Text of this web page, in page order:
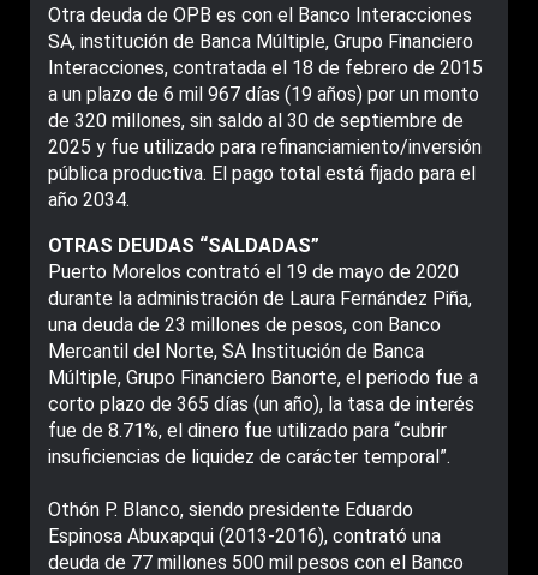
Otra deuda de OPB es con el Banco Interacciones
SA, institución de Banca Múltiple, Grupo Financiero
Interacciones, contratada el 18 de febrero de 2015
a un plazo de 6 mil 967 días (19 años) por un monto
de 320 millones, sin saldo al 30 de septiembre de
2025 y fue utilizado para refinanciamiento/inversión
pública productiva. El pago total está fijado para el
año 2034.
OTRAS DEUDAS “SALDADAS”
Puerto Morelos contrató el 19 de mayo de 2020
durante la administración de Laura Fernández Piña,
una deuda de 23 millones de pesos, con Banco
Mercantil del Norte, SA Institución de Banca
Múltiple, Grupo Financiero Banorte, el periodo fue a
corto plazo de 365 días (un año), la tasa de interés
fue de 8.71%, el dinero fue utilizado para “cubrir
insuficiencias de liquidez de carácter temporal”.
Othón P. Blanco, siendo presidente Eduardo
Espinosa Abuxapqui (2013-2016), contrató una
deuda de 77 millones 500 mil pesos con el Banco